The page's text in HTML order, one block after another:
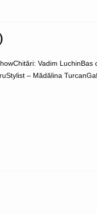
Vadim
– Mădălina